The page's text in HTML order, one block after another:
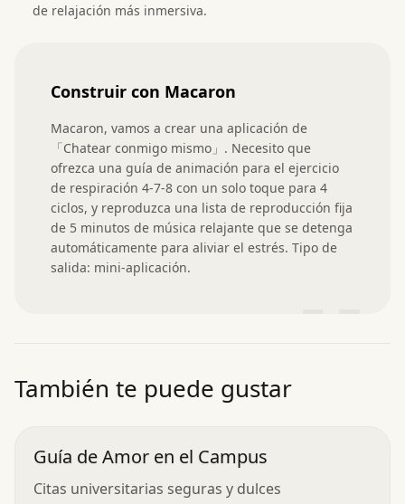
de relajación más inmersiva.
Construir con Macaron
Macaron, vamos a crear una aplicación de
「Chatear conmigo mismo」. Necesito que
ofrezca una guía de animación para el ejercicio
de respiración 4-7-8 con un solo toque para 4
ciclos, y reproduzca una lista de reproducción fija
de 5 minutos de música relajante que se detenga
automáticamente para aliviar el estrés. Tipo de
salida: mini-aplicación.
”
También te puede gustar
Guía de Amor en el Campus
Citas universitarias seguras y dulces